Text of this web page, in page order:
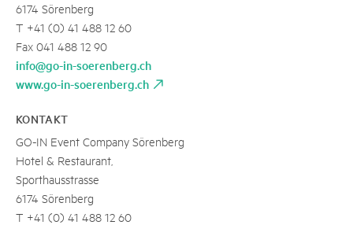
6174 Sörenberg
T +41 (0) 41 488 12 60
Fax 041 488 12 90
info@go-in-soerenberg.ch
www.go-in-soerenberg.ch
KONTAKT
GO-IN Event Company Sörenberg
Hotel & Restaurant,
Sporthausstrasse
6174 Sörenberg
T +41 (0) 41 488 12 60